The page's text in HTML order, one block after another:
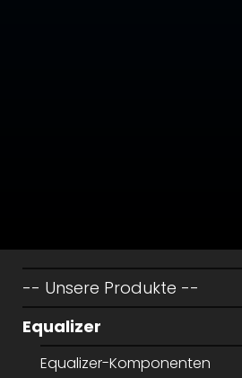
-- Unsere Produkte --
Equalizer
Equalizer-Komponenten